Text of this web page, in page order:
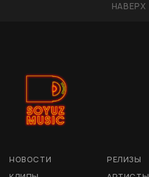
НАВЕРХ
НОВОСТИ
РЕЛИЗЫ